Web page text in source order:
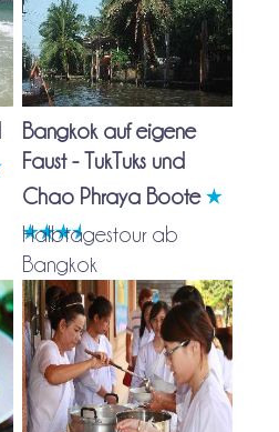
Bangkok auf eigene
Faust - TukTuks und
Chao Phraya Boote
Halbtagestour ab
Bangkok